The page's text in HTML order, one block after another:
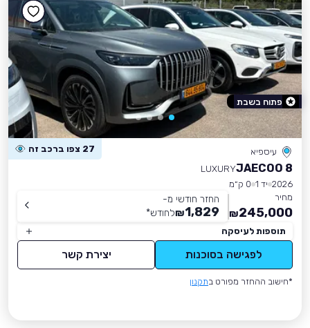
עיספיא 27 צפו ברכב זה
JAECOO 8
LUXURY
2026 יד 1
0 ק״מ
מחיר
245,000
₪
החזר חודשי מ-
1,829
₪לחודש*
תוספות לעיסקה
לפגישה בסוכנות יצירת קשר
*חישוב ההחזר מפורט בתקנון
פתוח בשבת